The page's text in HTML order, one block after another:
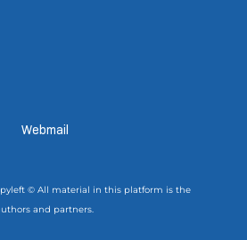
Webmail
© All material in this platform is the
and partners.